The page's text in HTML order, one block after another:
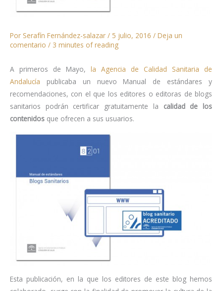
Por Serafín Fernández-salazar / 5 julio, 2016 / Deja un
comentario / 3 minutes of reading
A primeros de Mayo, la Agencia de Calidad Sanitaria de
Andalucía publicaba un nuevo Manual de estándares y
recomendaciones, con el que los editores o editoras de blogs
sanitarios podrán certificar gratuitamente la calidad de los
contenidos que ofrecen a sus usuarios.
Esta publicación, en la que los editores de este blog hemos